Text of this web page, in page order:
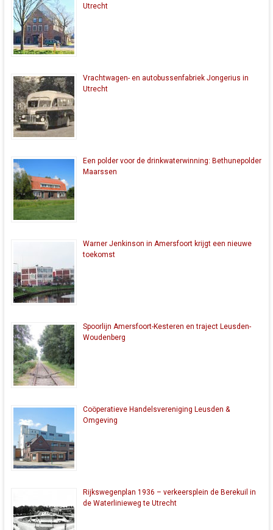
Utrecht
Vrachtwagen- en autobussenfabriek Jongerius in
Utrecht
Een polder voor de drinkwaterwinning: Bethunepolder
Maarssen
Warner Jenkinson in Amersfoort krijgt een nieuwe
toekomst
Spoorlijn Amersfoort-Kesteren en traject Leusden-
Woudenberg
Coöperatieve Handelsvereniging Leusden &
Omgeving
Rijkswegenplan 1936 – verkeersplein de Berekuil in
de Waterlinieweg te Utrecht